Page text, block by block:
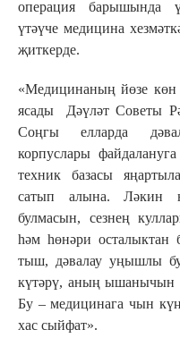
операция барышында
үтәүче медицина
җиткерде.
«Медицинаның йөзе көн
ясады Дәүләт Советы
Соңгы елларда
корпуслары
техник базасы
сатып алына. Ләкин
булмасын, сезнең
һәм һөнәри
тыш, дәвалау уңышлы
күтәрү, аның ышанычын
Бу – медицинага чын
хас сыйфат».